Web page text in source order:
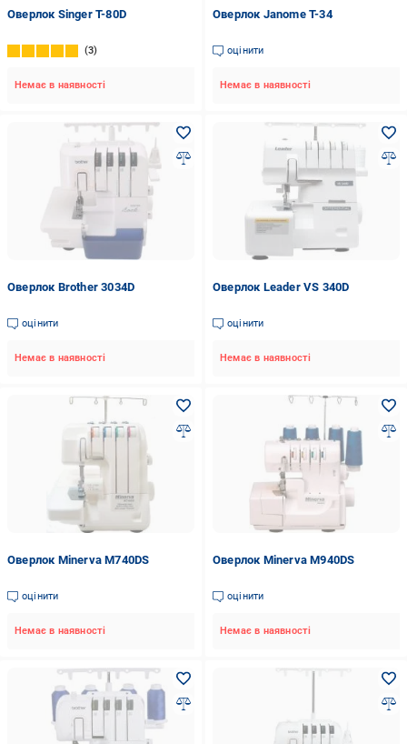
Оверлок Singer T-80D
3
Немає в наявності
Оверлок Janome T-34
оцінити
Немає в наявності
Оверлок Brother 3034D
оцінити
Немає в наявності
Оверлок Leader VS 340D
оцінити
Немає в наявності
Оверлок Minerva M740DS
оцінити
Немає в наявності
Оверлок Minerva M940DS
оцінити
Немає в наявності